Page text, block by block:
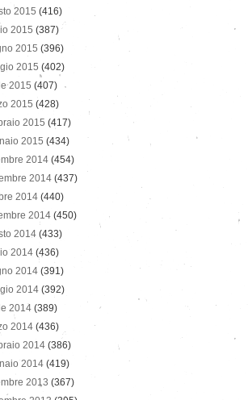
2015 (416)
2015 (387)
2015 (396)
2015 (402)
2015 (407)
2015 (428)
2015 (417)
2015 (434)
2014 (454)
2014 (437)
2014 (440)
2014 (450)
2014 (433)
2014 (436)
2014 (391)
2014 (392)
2014 (389)
2014 (436)
2014 (386)
2014 (419)
2013 (367)